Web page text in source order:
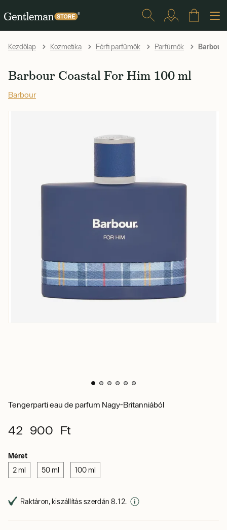
Kezdőlap Kozmetika Férfi parfümök Parfümök Barbour
Barbour Coastal For Him 100 ml
Barbour
Tengerparti eau de parfum Nagy-Britanniából
42 900 Ft
Méret
2 ml 50 ml 100 ml
Raktáron, kiszállítás szerdán 8. 12.